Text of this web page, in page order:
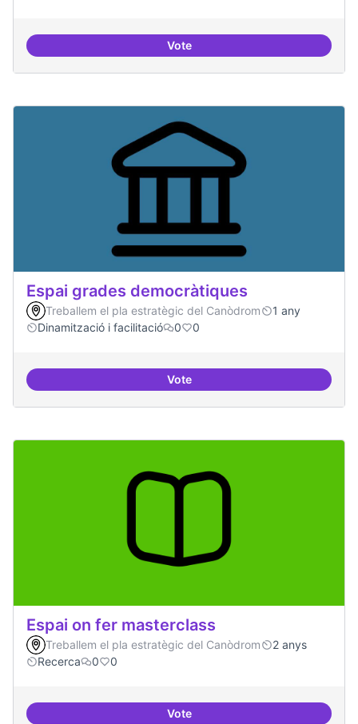
VoteEspai acompanyament periòdic
Espai grades democràtiques
Treballem el pla estratègic del Canòdrom
1 any
Dinamització i facilitació
0 0
VoteEspai grades democràtiques
Espai on fer masterclass
Treballem el pla estratègic del Canòdrom
2 anys
Recerca
0 0
VoteEspai on fer masterclass